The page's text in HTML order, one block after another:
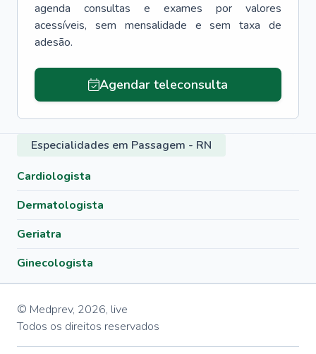
agenda consultas e exames por valores
acessíveis, sem mensalidade e sem taxa de
adesão.
Agendar teleconsulta
Especialidades em Passagem - RN
Cardiologista
Dermatologista
Geriatra
Ginecologista
© Medprev, 2026, live
Todos os direitos reservados